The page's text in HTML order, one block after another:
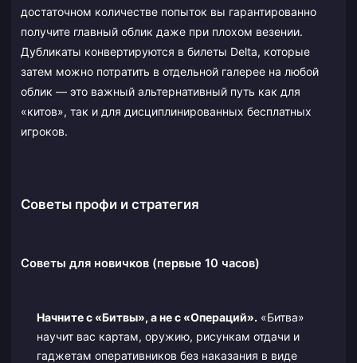
достаточном количестве попыток вы гарантированно
получите главный облик даже при плохом везении.
Дубликаты конвертируются в билеты Delta, которые
затем можно потратить в отдельной галерее на любой
облик — это важный альтернативный путь как для
«китов», так и для дисциплинированных бесплатных
игроков.
Советы профи и стратегия
Советы для новичков (первые 10 часов)
Начните с «Битвы», а не с «Операций». «Битва»
научит вас картам, оружию, рисункам отдачи и
гаджетам оперативников без наказания в виде